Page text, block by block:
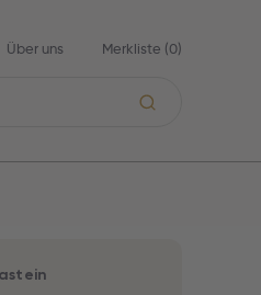
Über uns Merkliste (0)